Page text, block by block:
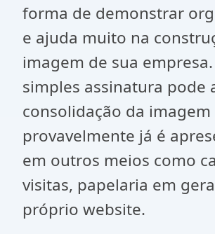
forma de demonstrar
e ajuda muito na
imagem de sua
simples assinatura pode
consolidação da imagem
provavelmente já é
em outros meios como
visitas, papelaria em
próprio website.